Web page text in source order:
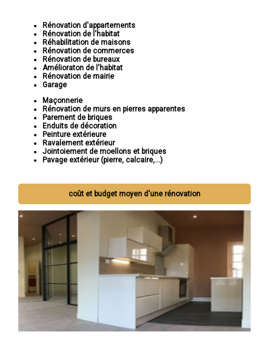
Rénovation d'appartements
Rénovation de l'habitat
Réhabilitation de maisons
Rénovation de commerces
Rénovation de bureaux
Amélioraton de l'habitat
Rénovation de mairie
Garage
Maçonnerie
Rénovation de murs en pierres apparentes
Parement de briques
Enduits de décoration
Peinture extérieure
Ravalement extérieur
Jointoiement de moellons et briques
Pavage extérieur (pierre, calcaire,...)
coût et budget moyen d'une rénovation